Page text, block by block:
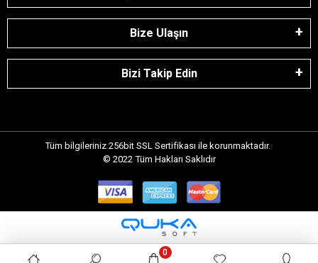
Bize Ulaşın
Bizi Takip Edin
Tüm bilgileriniz 256bit SSL Sertifikası ile korunmaktadır.
© 2022 Tüm Hakları Saklıdır
0